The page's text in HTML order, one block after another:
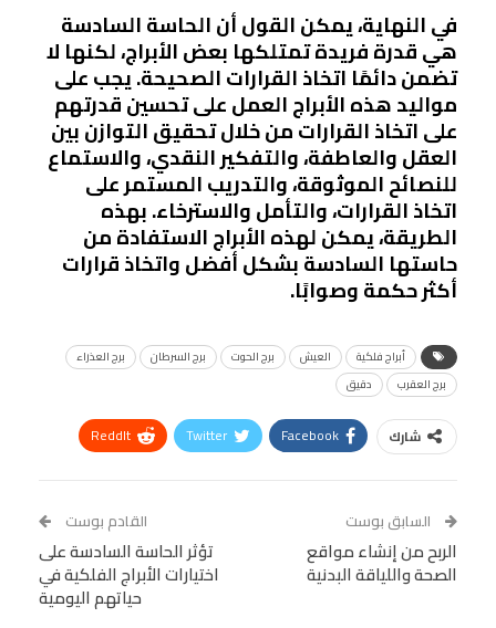
في النهاية، يمكن القول أن الحاسة السادسة
هي قدرة فريدة تمتلكها بعض الأبراج، لكنها لا
تضمن دائمًا اتخاذ القرارات الصحيحة. يجب على
مواليد هذه الأبراج العمل على تحسين قدرتهم
على اتخاذ القرارات من خلال تحقيق التوازن بين
العقل والعاطفة، والتفكير النقدي، والاستماع
للنصائح الموثوقة، والتدريب المستمر على
اتخاذ القرارات، والتأمل والاسترخاء. بهذه
الطريقة، يمكن لهذه الأبراج الاستفادة من
حاستها السادسة بشكل أفضل واتخاذ قرارات
أكثر حكمة وصوابًا.
أبراج فلكية العيش برج الحوت برج السرطان
برج العذراء
برج العقرب
دقيق
شارك Facebook
Twitter
ReddIt
Tumblr
البريد الإلكتروني
StumbleUpon
VK
Digg
LINE
BlackBerry
Viber
السابق بوست
الربح من إنشاء مواقع
الصحة واللياقة البدنية
القادم بوست
تؤثر الحاسة السادسة على
اختيارات الأبراج الفلكية في
حياتهم اليومية